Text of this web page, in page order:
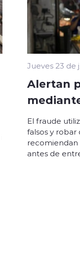
Jueves 23 de
Alertan
El fraude
falsos y robar
recomiendan
antes de